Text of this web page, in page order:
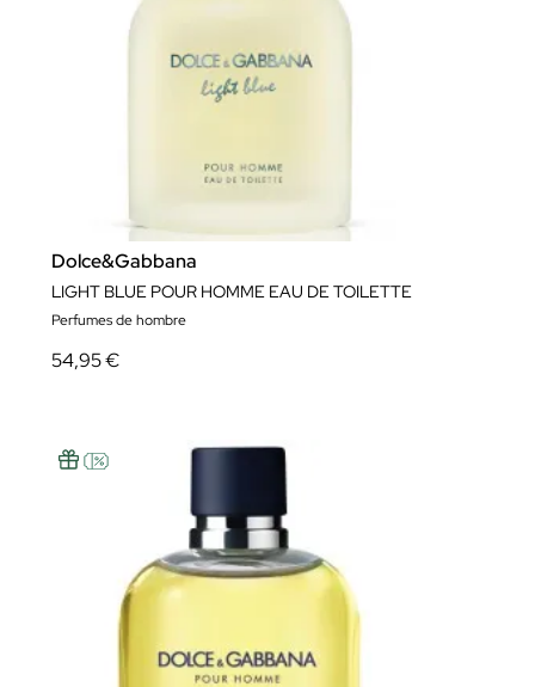
Dolce&Gabbana
LIGHT BLUE POUR HOMME EAU DE TOILETTE
Perfumes de hombre
54,95 €